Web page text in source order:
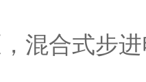
混合式步